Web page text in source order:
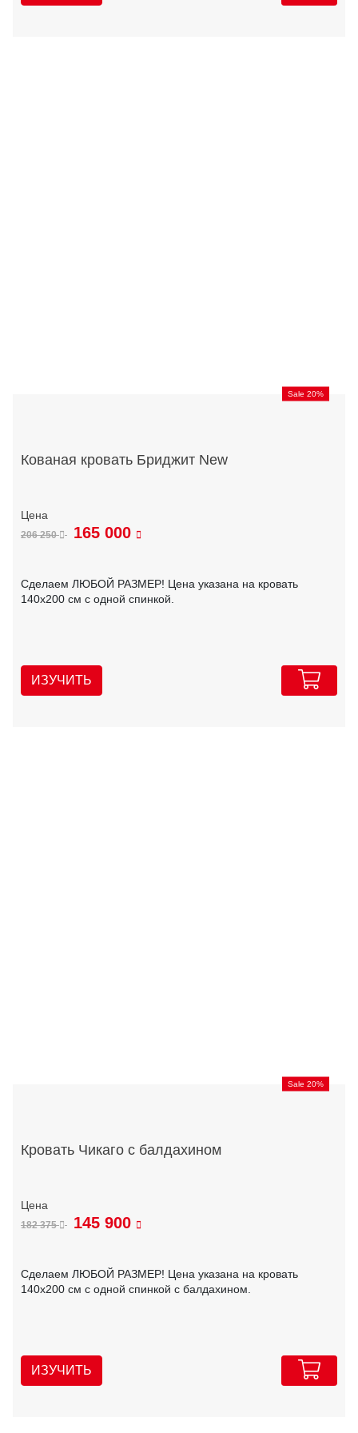
Sale 20%
Кованая кровать Бриджит New
206 250 165 000
Сделаем ЛЮБОЙ РАЗМЕР! Цена указана на кровать
140х200 см с одной спинкой.
ИЗУЧИТЬ
Sale 20%
Кровать Чикаго с балдахином
182 375 145 900
Сделаем ЛЮБОЙ РАЗМЕР! Цена указана на кровать
140х200 см с одной спинкой с балдахином.
ИЗУЧИТЬ